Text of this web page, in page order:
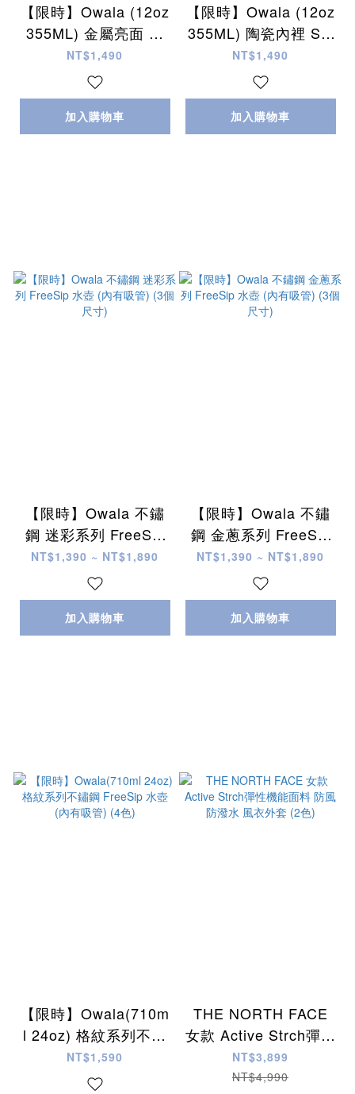
【限時】Owala (12oz
355ML) 金屬亮面 陶
瓷內裡 SmoothSop T
umbler 水杯/咖啡杯
NT$1,490
加入購物車
【限時】Owala (12oz
355ML) 陶瓷內裡 Sm
oothSop Tumbler 水
杯/咖啡杯 (4色)
NT$1,490
加入購物車
【限時】Owala 不鏽
鋼 迷彩系列 FreeSip
水壺 (內有吸管) (3個
尺寸)
NT$1,390 ~ NT$1,890
加入購物車
【限時】Owala 不鏽
鋼 金蔥系列 FreeSip
水壺 (內有吸管) (3個
尺寸)
NT$1,390 ~ NT$1,890
加入購物車
【限時】Owala(710m
l 24oz) 格紋系列不鏽
鋼 FreeSip 水壺 (內有
吸管) (4色)
NT$1,590
THE NORTH FACE
女款 Active Strch彈性
機能面料 防風 防潑水
風衣外套 (2色)
NT$3,899
NT$4,990